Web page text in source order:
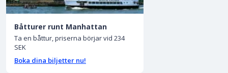
Båtturer runt Manhattan
Ta en båttur, priserna börjar vid 234
SEK
Boka dina biljetter nu!